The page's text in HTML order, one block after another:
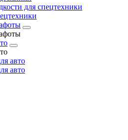
для спецтехники
авто
авто